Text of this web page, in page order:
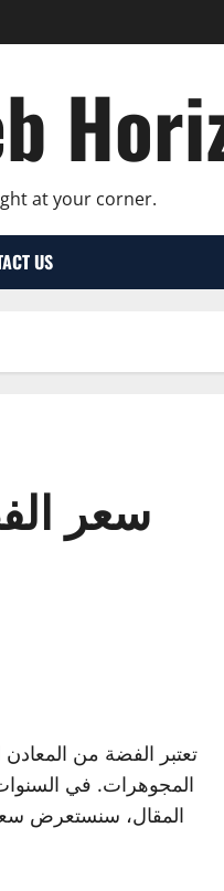
at your corner.
US
سعر
تعتبر الفضة من
المجوهرات. في
المقال، سنستعرض